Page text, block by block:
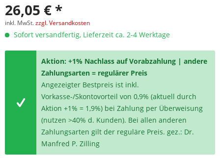
26,05 € *
inkl. MwSt.zzgl. Versandkosten
Sofort versandfertig, Lieferzeit ca. 2-4 Werktage
Aktion: +1% Nachlass auf Vorabzahlung | andere
Zahlungsarten = regulärer Preis
Angezeigter Bestpreis ist inkl.
Vorkasse-/Skontovorteil von 0,9% (aktuell durch
Aktion +1% = 1,9%) bei Zahlung per Überweisung
(nutzen >40% d. Kunden). Bei allen anderen
Zahlungsarten gilt der reguläre Preis. gez.: Dr.
Manfred P. Zilling